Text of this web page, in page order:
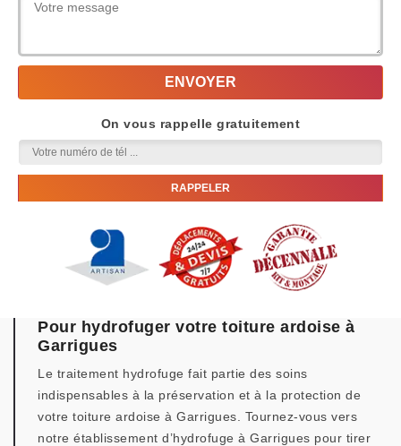
On vous rappelle gratuitement
Pour hydrofuger votre toiture ardoise à
Garrigues
Le traitement hydrofuge fait partie des soins
indispensables à la préservation et à la protection de
votre toiture ardoise à Garrigues. Tournez-vous vers
notre établissement d’hydrofuge à Garrigues pour tirer